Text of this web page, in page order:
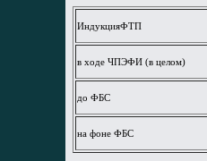
ИндукцияФТП
в ходе ЧПЭФИ (в целом)
до ФБС
на фоне ФБС